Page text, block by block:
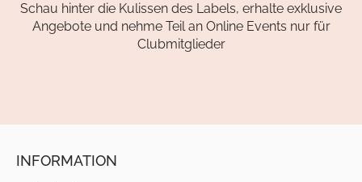
Schau hinter die Kulissen des Labels, erhalte exklusive
Angebote und nehme Teil an Online Events nur für
Clubmitglieder
INFORMATION